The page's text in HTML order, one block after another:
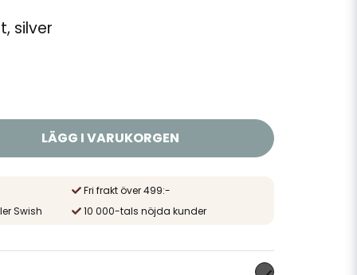
silver
LÄGG I VARUKORGEN
Fri frakt över 499:-
Swish
10 000-tals nöjda kunder